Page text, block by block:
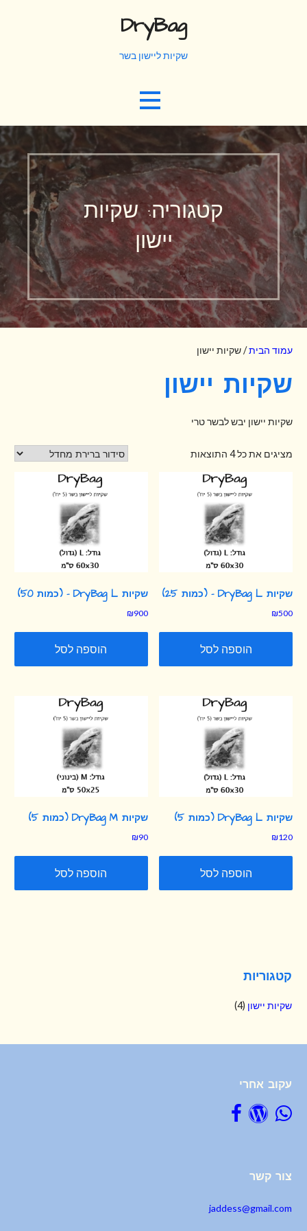
DryBag
שקיות ליישון בשר
קטגוריה: שקיות
יישון
עמוד הבית/ שקיות יישון
שקיות יישון
שקיות יישון יבש לבשר טרי
מציגים את כל ⁦4⁩ התוצאות
שקיות DryBag L – (כמות 25)
₪500
הוספה לסל
שקיות DryBag L – (כמות 50)
₪900
הוספה לסל
שקיות DryBag L (כמות 5)
₪120
הוספה לסל
שקיות DryBag M (כמות 5)
₪90
הוספה לסל
קטגוריות
שקיות יישון (4)
עקוב אחרי
צור קשר
jaddess@gmail.com